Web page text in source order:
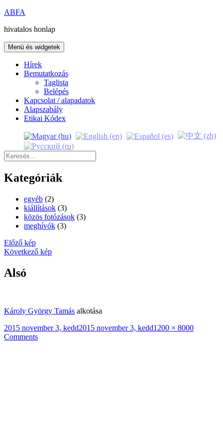
Kilépés
tartalomba
ABFA
hivatalos honlap
Menü és widgetek
Hírek
Bemutatkozás
Taglista
Belépés
Kapcsolat / alapadatok
Alapszabály
Etikai Kódex
Keresés:
Kategóriák
egyéb (2)
kiállítások (3)
közös fotózások (3)
meghívók (3)
Előző kép
Következő kép
Alsó
Károly György Tamás alkotása
Közzétéve
2015 november 3, kedd2015 november 3, keddTeljes
1200 × 8000
Comments